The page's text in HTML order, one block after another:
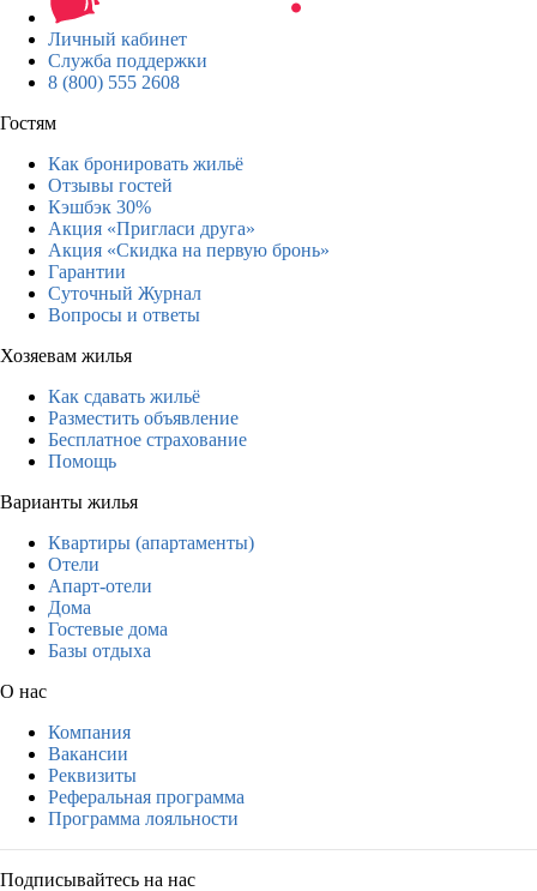
Личный кабинет
Служба поддержки
8 (800) 555 2608
Гостям
Как бронировать жильё
Отзывы гостей
Кэшбэк 30%
Акция «Пригласи друга»
Акция «Скидка на первую бронь»
Гарантии
Суточный Журнал
Вопросы и ответы
Хозяевам жилья
Как сдавать жильё
Разместить объявление
Бесплатное страхование
Помощь
Варианты жилья
Квартиры (апартаменты)
Отели
Апарт-отели
Дома
Гостевые дома
Базы отдыха
О нас
Компания
Вакансии
Реквизиты
Реферальная программа
Программа лояльности
Подписывайтесь на нас